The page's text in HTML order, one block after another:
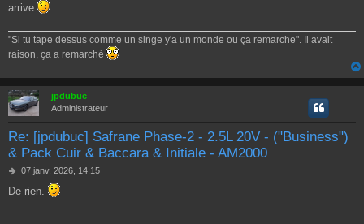
arrive
"Si tu tape dessus comme un singe y'a un monde ou ça remarche". Il avait
raison, ça a remarché
jpdubuc
Administrateur
Re: [jpdubuc] Safrane Phase-2 - 2.5L 20V - ("Business")
& Pack Cuir & Baccara & Initiale - AM2000
M
s
07 janv. 2026, 14:15
De rien.